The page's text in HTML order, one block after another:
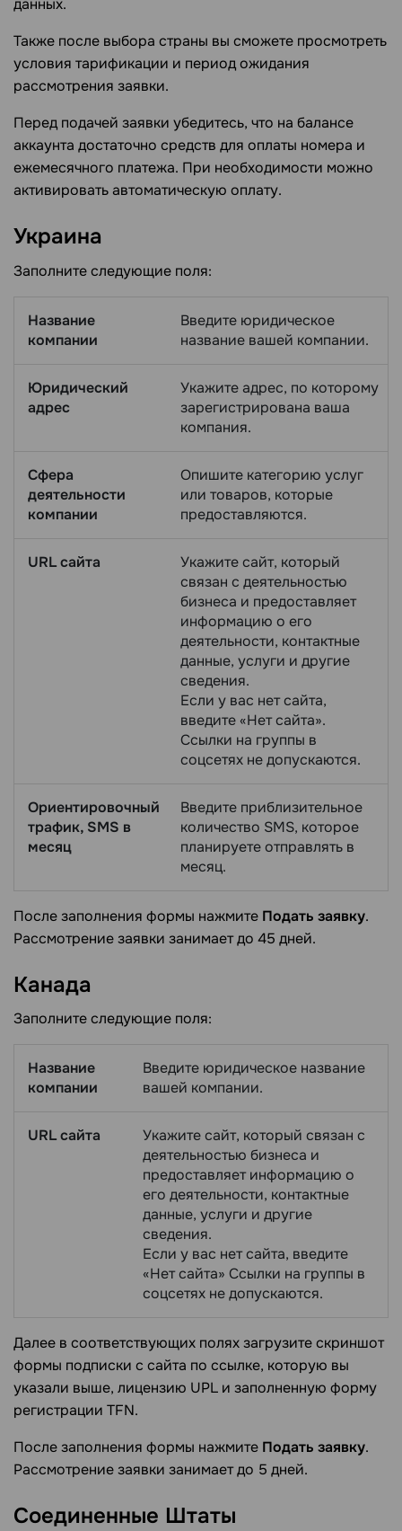
данных.
Также после выбора страны вы сможете просмотреть
условия тарификации и период ожидания
рассмотрения заявки.
Перед подачей заявки убедитесь, что на балансе
аккаунта достаточно средств для оплаты номера и
ежемесячного платежа. При необходимости можно
активировать автоматическую оплату.
Украина
Заполните следующие поля:
Название
компании
Введите юридическое
название вашей компании.
Юридический
адрес
Укажите адрес, по которому
зарегистрирована ваша
компания.
Сфера
деятельности
компании
Опишите категорию услуг
или товаров, которые
предоставляются.
URL сайта
Укажите сайт, который
связан с деятельностью
бизнеса и предоставляет
информацию о его
деятельности, контактные
данные, услуги и другие
сведения.
Если у вас нет сайта,
введите «Нет сайта».
Ссылки на группы в
соцсетях не допускаются.
Ориентировочный
трафик, SMS в
месяц
Введите приблизительное
количество SMS, которое
планируете отправлять в
месяц.
После заполнения формы нажмите Подать заявку.
Рассмотрение заявки занимает до 45 дней.
Канада
Заполните следующие поля:
Название
компании
Введите юридическое название
вашей компании.
URL сайта
Укажите сайт, который связан с
деятельностью бизнеса и
предоставляет информацию о
его деятельности, контактные
данные, услуги и другие
сведения.
Если у вас нет сайта, введите
«Нет сайта» Ссылки на группы в
соцсетях не допускаются.
Далее в соответствующих полях загрузите скриншот
формы подписки с сайта по ссылке, которую вы
указали выше, лицензию UPL и заполненную форму
регистрации TFN.
После заполнения формы нажмите Подать заявку.
Рассмотрение заявки занимает до 5 дней.
Соединенные Штаты